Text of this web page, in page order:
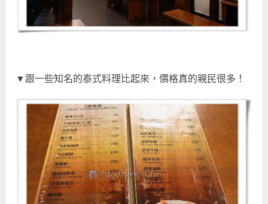
▼跟一些知名的泰式料理比起來，價格真的親民很多 ！